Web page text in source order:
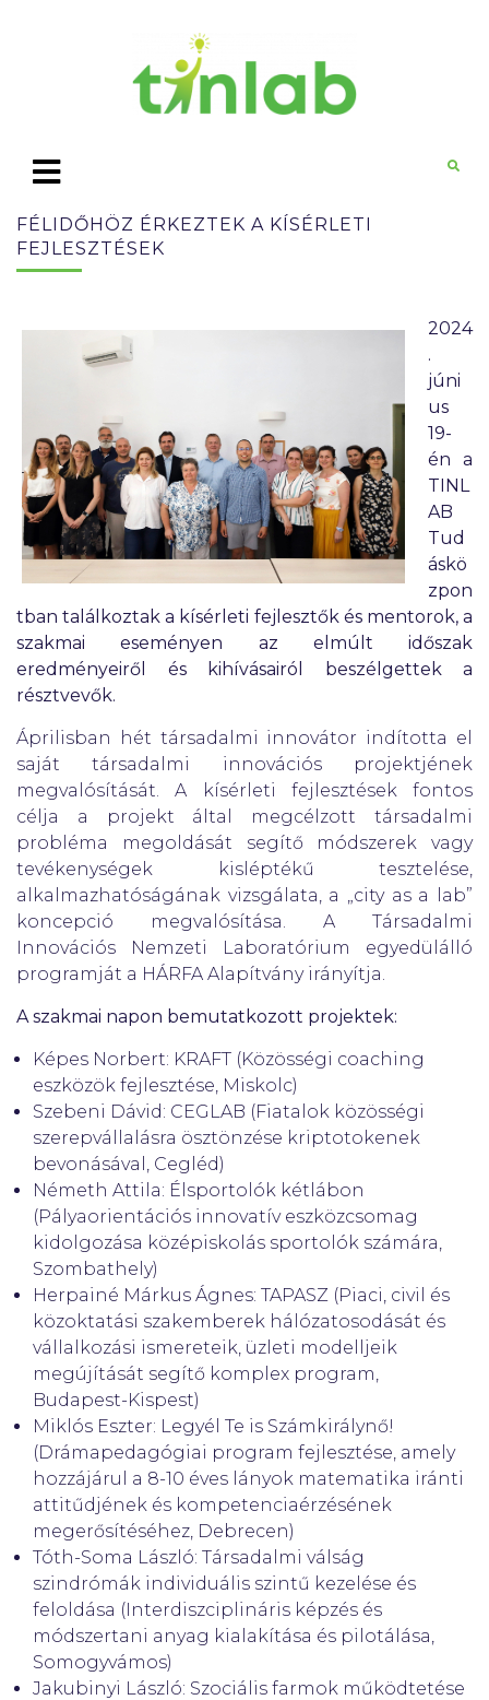
FÉLIDŐHÖZ ÉRKEZTEK A KÍSÉRLETI
FEJLESZTÉSEK
2024
.
júni
us
19-
én a
TINL
AB
Tud
áskö
zpon
tban találkoztak a kísérleti fejlesztők és mentorok, a
szakmai eseményen az elmúlt időszak
eredményeiről és kihívásairól beszélgettek a
résztvevők.
Áprilisban hét társadalmi innovátor indította el
saját társadalmi innovációs projektjének
megvalósítását. A kísérleti fejlesztések fontos
célja a projekt által megcélzott társadalmi
probléma megoldását segítő módszerek vagy
tevékenységek kisléptékű tesztelése,
alkalmazhatóságának vizsgálata, a „city as a lab”
koncepció megvalósítása. A Társadalmi
Innovációs Nemzeti Laboratórium egyedülálló
programját a HÁRFA Alapítvány irányítja.
A szakmai napon bemutatkozott projektek:
Képes Norbert: KRAFT (Közösségi coaching
eszközök fejlesztése, Miskolc)
Szebeni Dávid: CEGLAB (Fiatalok közösségi
szerepvállalásra ösztönzése kriptotokenek
bevonásával, Cegléd)
Németh Attila: Élsportolók kétlábon
(Pályaorientációs innovatív eszközcsomag
kidolgozása középiskolás sportolók számára,
Szombathely)
Herpainé Márkus Ágnes: TAPASZ (Piaci, civil és
közoktatási szakemberek hálózatosodását és
vállalkozási ismereteik, üzleti modelljeik
megújítását segítő komplex program,
Budapest-Kispest)
Miklós Eszter: Legyél Te is Számkirálynő!
(Drámapedagógiai program fejlesztése, amely
hozzájárul a 8-10 éves lányok matematika iránti
attitűdjének és kompetenciaérzésének
megerősítéséhez, Debrecen)
Tóth-Soma László: Társadalmi válság
szindrómák individuális szintű kezelése és
feloldása (Interdiszciplináris képzés és
módszertani anyag kialakítása és pilotálása,
Somogyvámos)
Jakubinyi László: Szociális farmok működtetése